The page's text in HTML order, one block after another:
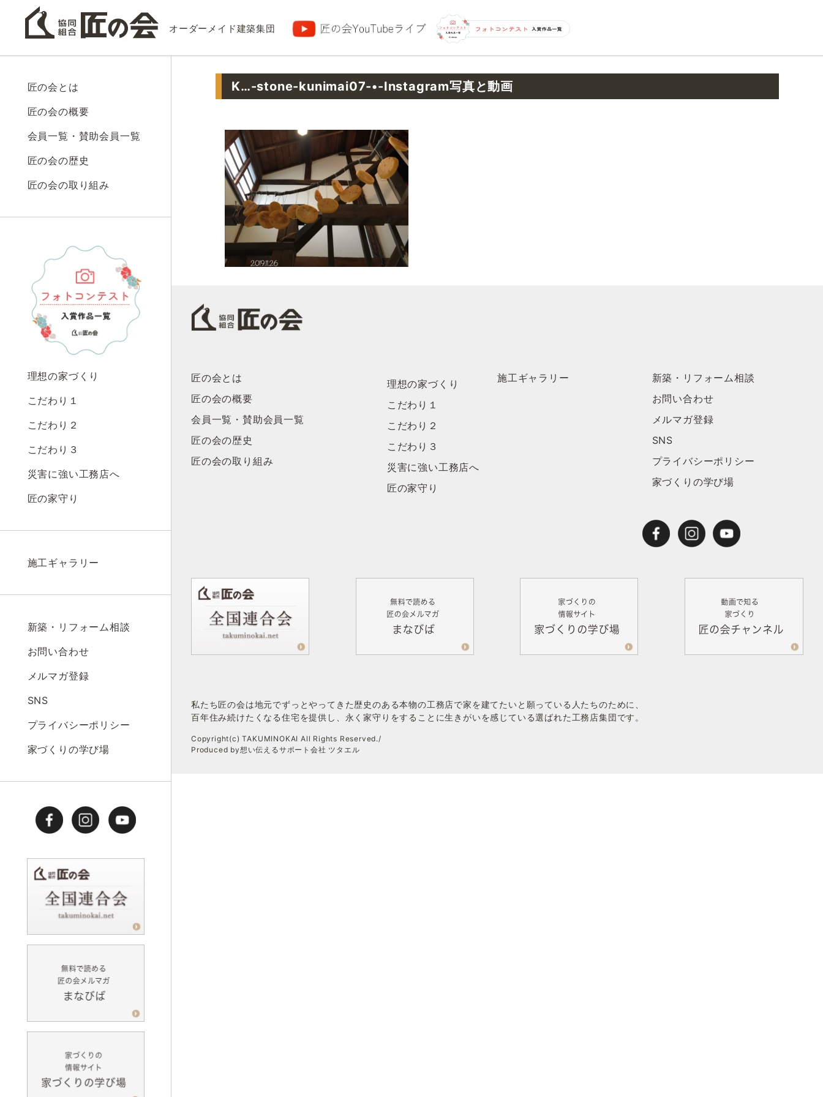
オーダーメイド建築集団
匠の会とは
匠の会の概要
会員一覧・賛助会員一覧
匠の会の歴史
匠の会の取り組み
理想の家づくり
こだわり１
こだわり２
こだわり３
災害に強い工務店へ
匠の家守り
施工ギャラリー
新築・リフォーム相談
お問い合わせ
メルマガ登録
SNS
プライバシーポリシー
家づくりの学び場
K…-stone-kunimai07-•-Instagram写真と動画
匠の会とは
匠の会の概要
会員一覧・賛助会員一覧
匠の会の歴史
匠の会の取り組み
理想の家づくり
こだわり１
こだわり２
こだわり３
災害に強い工務店へ
匠の家守り
施工ギャラリー
新築・リフォーム相談
お問い合わせ
メルマガ登録
SNS
プライバシーポリシー
家づくりの学び場
私たち匠の会は地元でずっとやってきた歴史のある本物の工務店で家を建てたいと願っている人たちのために、
百年住み続けたくなる住宅を提供し、永く家守りをすることに生きがいを感じている選ばれた工務店集団です。
Copyright(c) TAKUMINOKAI All Rights Reserved./
Produced by想い伝えるサポート会社 ツタエル